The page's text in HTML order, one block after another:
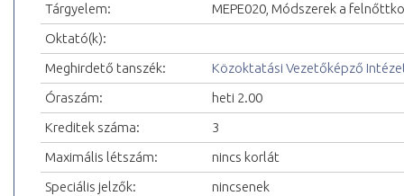
Tárgyelem:
MEPE020, Módszerek a
Oktató(k):
Meghirdető tanszék:
Közoktatási Vezetőképző
Óraszám:
heti 2.00
Kreditek száma:
3
Maximális létszám:
nincs korlát
Speciális jelzők:
nincsenek